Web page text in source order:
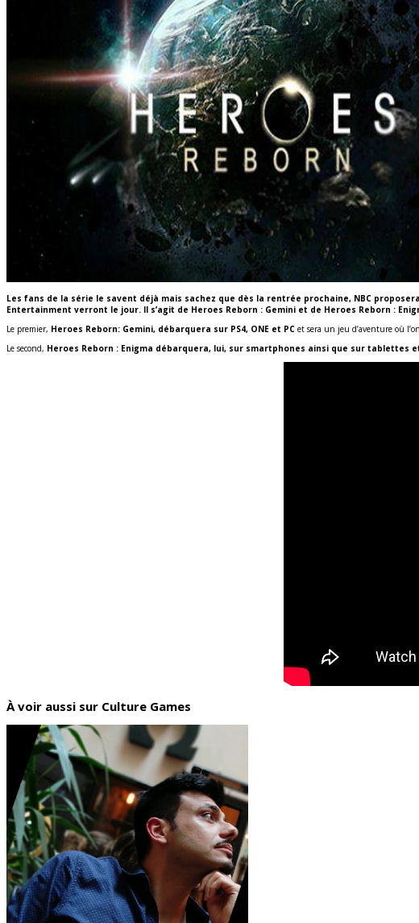
Les fans de la série le savent déjà mais sachez que dès la rentrée prochaine, NBC
Entertainment verront le jour. Il s’agit de Heroes Reborn : Gemini et de Heroes Reborn :
Le premier, Heroes Reborn: Gemini, débarquera sur PS4, ONE et PC et sera un jeu d’aventure où
Le second, Heroes Reborn : Enigma débarquera, lui, sur smartphones ainsi que sur tablettes
À voir aussi sur Culture Games